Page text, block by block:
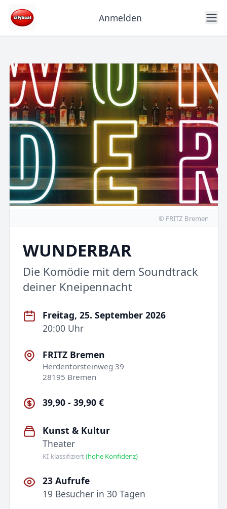
Anmelden
© FRITZ Bremen
WUNDERBAR
Die Komödie mit dem Soundtrack
deiner Kneipennacht
Freitag, 25. September 2026
20:00 Uhr
FRITZ Bremen
Herdentorsteinweg 39
28195 Bremen
39,90 - 39,90 €
Kunst & Kultur
Theater
KI-klassifiziert(hohe Konfidenz)
23 Aufrufe
19 Besucher in 30 Tagen